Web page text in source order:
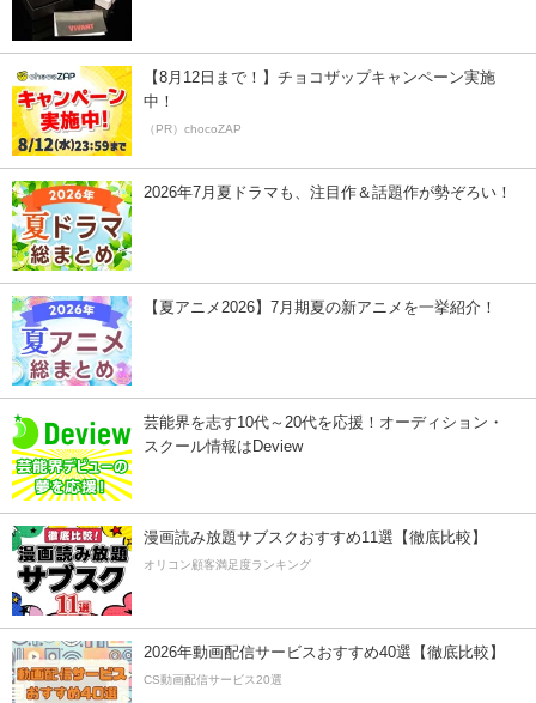
【8月12日まで！】チョコザップキャンペーン実施
中！
（PR）chocoZAP
2026年7月夏ドラマも、注目作＆話題作が勢ぞろい！
【夏アニメ2026】7月期夏の新アニメを一挙紹介！
芸能界を志す10代～20代を応援！オーディション・
スクール情報はDeview
漫画読み放題サブスクおすすめ11選【徹底比較】
オリコン顧客満足度ランキング
2026年動画配信サービスおすすめ40選【徹底比較】
CS動画配信サービス20選